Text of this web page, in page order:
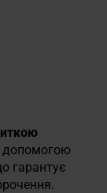
допомогою
гарантує